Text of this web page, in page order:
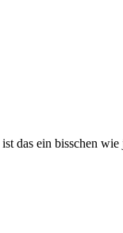
das ein bisschen